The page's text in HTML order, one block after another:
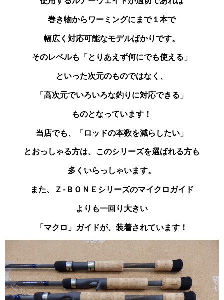
巻き物からワーミングにまで１本で
幅広く対応可能なモデルばかりです。
そのレベルも「とりあえず何にでも使える」
といった次元のものではなく、
「高次元でいろいろな釣りに対応できる」
ものとなっています！
当店でも、「ロッドの本数を減らしたい」
とおっしゃる方は、このシリーズを選ばれる方も
多くいらっしゃいます。
また、Ｚ-ＢＯＮＥシリーズのマイクロガイド
よりも一回り大きい
「マクロ」ガイドが、装着されています！